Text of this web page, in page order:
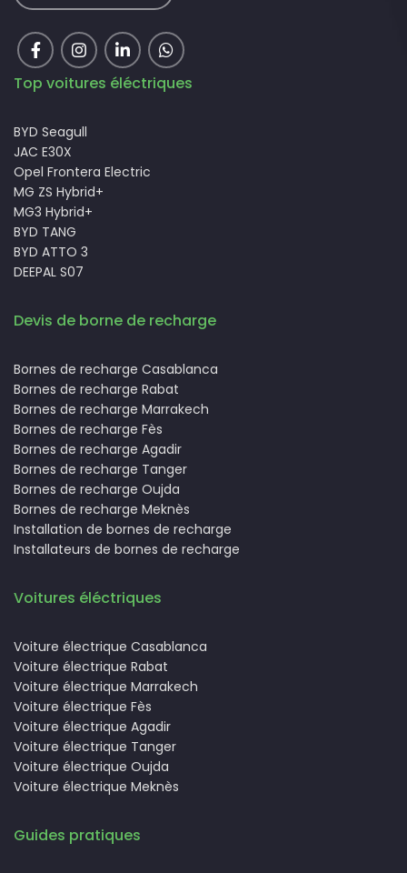
Top voitures éléctriques
BYD Seagull
JAC E30X
Opel Frontera Electric
MG ZS Hybrid+
MG3 Hybrid+
BYD TANG
BYD ATTO 3
DEEPAL S07
Devis de borne de recharge
Bornes de recharge Casablanca
Bornes de recharge Rabat
Bornes de recharge Marrakech
Bornes de recharge Fès
Bornes de recharge Agadir
Bornes de recharge Tanger
Bornes de recharge Oujda
Bornes de recharge Meknès
Installation de bornes de recharge
Installateurs de bornes de recharge
Voitures éléctriques
Voiture électrique Casablanca
Voiture électrique Rabat
Voiture électrique Marrakech
Voiture électrique Fès
Voiture électrique Agadir
Voiture électrique Tanger
Voiture électrique Oujda
Voiture électrique Meknès
Guides pratiques